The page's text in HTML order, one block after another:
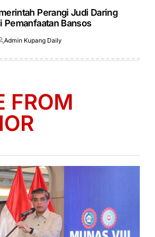
Perangi Judi Daring
Pemanfaatan Bansos
Admin Kupang Daily
FROM